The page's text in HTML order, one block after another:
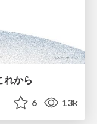
れから
6 13k